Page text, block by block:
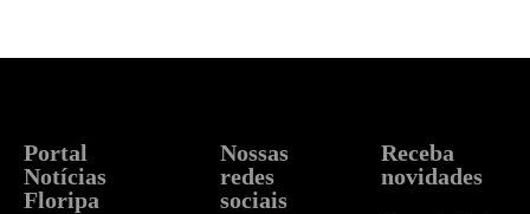
Portal
Notícias
Floripa
Nossas
redes
sociais
Receba
novidades